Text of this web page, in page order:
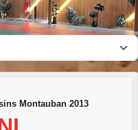
Montauban 2013